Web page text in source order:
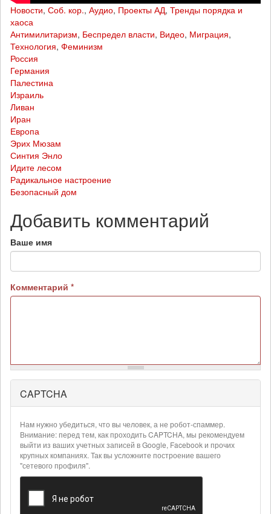
Новости, Соб. кор., Аудио, Проекты АД, Тренды порядка и
хаоса
Антимилитаризм, Беспредел власти, Видео, Миграция,
Технология, Феминизм
Россия
Германия
Палестина
Израиль
Ливан
Иран
Европа
Эрих Мюзам
Синтия Энло
Идите лесом
Радикальное настроение
Безопасный дом
Добавить комментарий
Ваше имя
Комментарий *
Более
подробная
информация
текстовых
форматах
CAPTCHA
Нам нужно убедиться, что вы человек, а не робот-спаммер.
Внимание: перед тем, как проходить CAPTCHA, мы рекомендуем
выйти из ваших учетных записей в Google, Facebook и прочих
крупных компаниях. Так вы усложните построение вашего
"сетевого профиля".